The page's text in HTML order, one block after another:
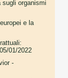
organismi
e la
01/2022
-